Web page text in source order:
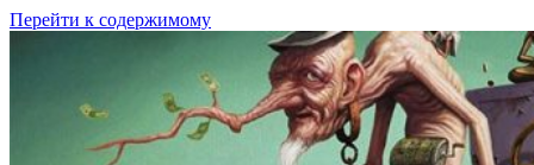
Перейти к содержимому